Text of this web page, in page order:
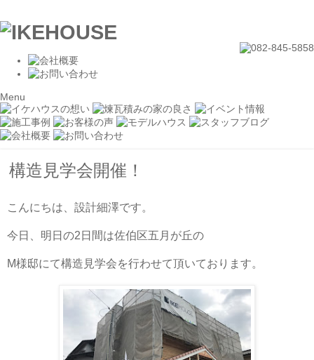
Menu
構造見学会開催！
こんにちは、設計細澤です。
今日、明日の2日間は佐伯区五月が丘の
M様邸にて構造見学会を行わせて頂いております。